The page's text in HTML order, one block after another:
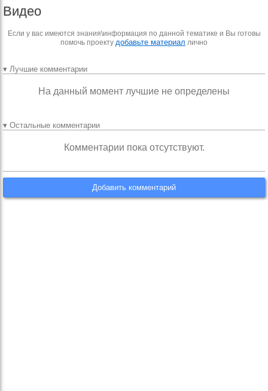
Видео
Если у вас имеются знания\информация по данной тематике и Вы готовы
помочь проекту добавьте материал лично
▾ Лучшие комментарии
На данный момент лучшие не определены
▾ Остальные комментарии
Комментарии пока отсутствуют.
Добавить комментарий